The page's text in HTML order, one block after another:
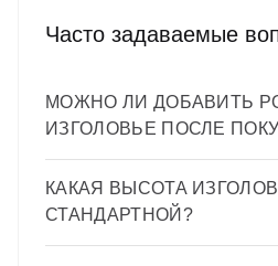
Часто задаваемые
МОЖНО ЛИ ДОБАВИТЬ
ИЗГОЛОВЬЕ ПОСЛЕ
вскрытия обивки,
подвода кабеля и
КАКАЯ ВЫСОТА
СТАНДАРТНОЙ?